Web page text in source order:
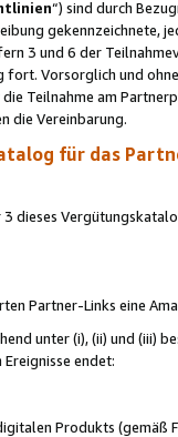
“) sind durch
gekennzeichnete,
3 und 6 der
Vorsorglich und
Teilnahme am
die Vereinbarung.
für das
3 dieses
Partner-Links eine
unter (i), (ii) und (iii)
endet:
Produkts (gemäß